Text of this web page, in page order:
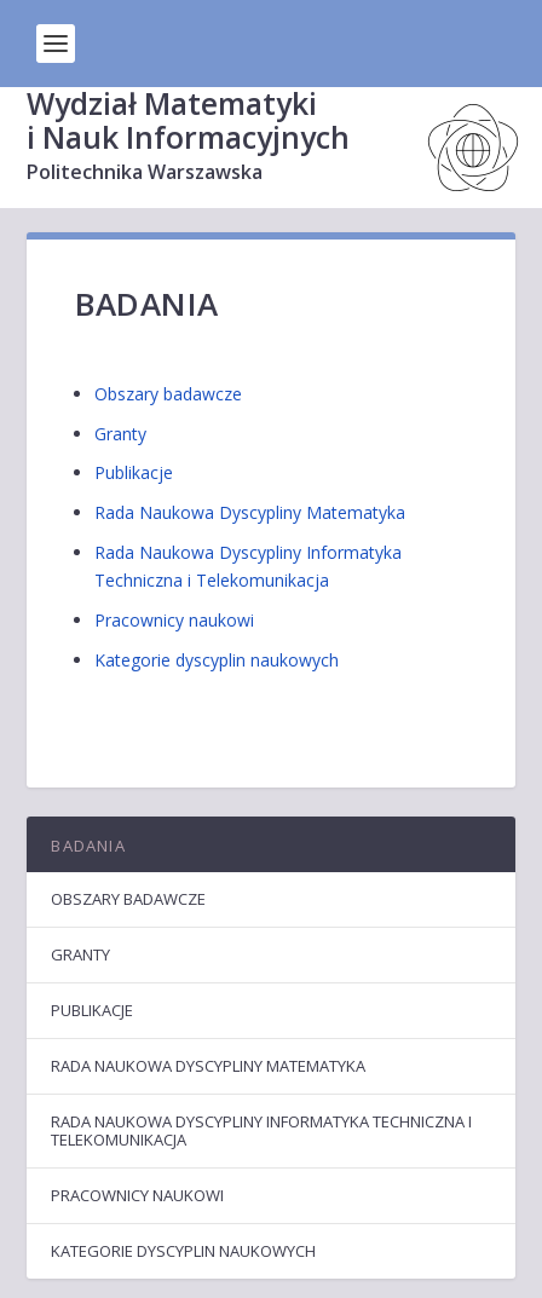
Wydział Matematyki
i Nauk Informacyjnych
Politechnika Warszawska
BADANIA
Obszary badawcze
Granty
Publikacje
Rada Naukowa Dyscypliny Matematyka
Rada Naukowa Dyscypliny Informatyka
Techniczna i Telekomunikacja
Pracownicy naukowi
Kategorie dyscyplin naukowych
BADANIA
OBSZARY BADAWCZE
GRANTY
PUBLIKACJE
RADA NAUKOWA DYSCYPLINY MATEMATYKA
RADA NAUKOWA DYSCYPLINY INFORMATYKA TECHNICZNA I
TELEKOMUNIKACJA
PRACOWNICY NAUKOWI
KATEGORIE DYSCYPLIN NAUKOWYCH